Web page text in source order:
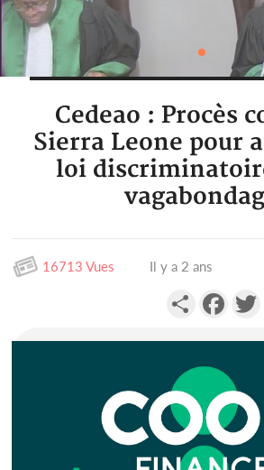
Cedeao : Procès
Sierra Leone pour
loi
16713 Vues Il y a 2 ans
Partager